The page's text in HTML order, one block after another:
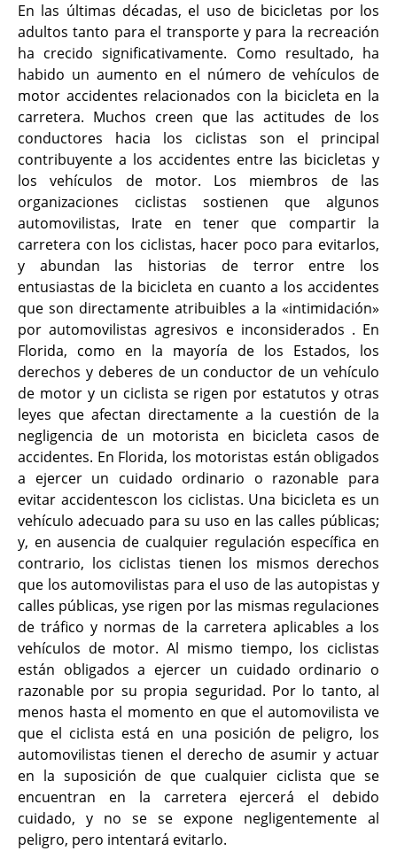
En las últimas décadas, el uso de bicicletas por los
adultos tanto para el transporte y para la recreación
ha crecido significativamente. Como resultado, ha
habido un aumento en el número de vehículos de
motor accidentes relacionados con la bicicleta en la
carretera. Muchos creen que las actitudes de los
conductores hacia los ciclistas son el principal
contribuyente a los accidentes entre las bicicletas y
los vehículos de motor. Los miembros de las
organizaciones ciclistas sostienen que algunos
automovilistas, Irate en tener que compartir la
carretera con los ciclistas, hacer poco para evitarlos,
y abundan las historias de terror entre los
entusiastas de la bicicleta en cuanto a los accidentes
que son directamente atribuibles a la «intimidación»
por automovilistas agresivos e inconsiderados . En
Florida, como en la mayoría de los Estados, los
derechos y deberes de un conductor de un vehículo
de motor y un ciclista se rigen por estatutos y otras
leyes que afectan directamente a la cuestión de la
negligencia de un motorista en bicicleta casos de
accidentes. En Florida, los motoristas están obligados
a ejercer un cuidado ordinario o razonable para
evitar accidentescon los ciclistas. Una bicicleta es un
vehículo adecuado para su uso en las calles públicas;
y, en ausencia de cualquier regulación específica en
contrario, los ciclistas tienen los mismos derechos
que los automovilistas para el uso de las autopistas y
calles públicas, yse rigen por las mismas regulaciones
de tráfico y normas de la carretera aplicables a los
vehículos de motor. Al mismo tiempo, los ciclistas
están obligados a ejercer un cuidado ordinario o
razonable por su propia seguridad. Por lo tanto, al
menos hasta el momento en que el automovilista ve
que el ciclista está en una posición de peligro, los
automovilistas tienen el derecho de asumir y actuar
en la suposición de que cualquier ciclista que se
encuentran en la carretera ejercerá el debido
cuidado, y no se se expone negligentemente al
peligro, pero intentará evitarlo.